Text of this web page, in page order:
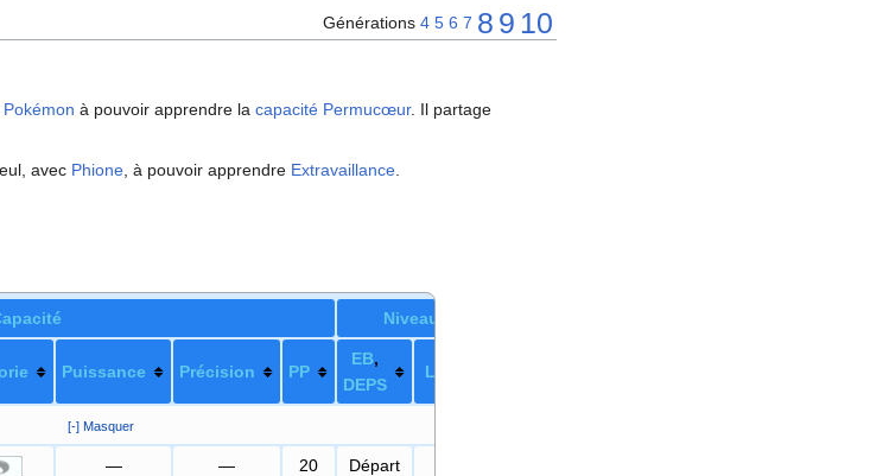
Générations 4 5 6 7 8 9 10
Pokémon à pouvoir apprendre la capacité Permucœur. Il partage
avec Phione , à pouvoir apprendre Extravaillance
Niveau
Puissance Précision PP
EB,
DEPS
LPA
[-] Masquer
— — 20 Départ